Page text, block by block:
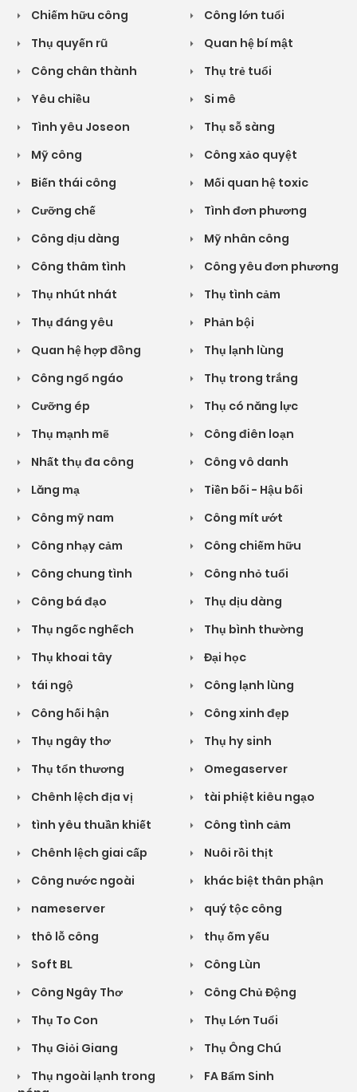
Chiếm hữu công
Công lớn tuổi
Thụ quyến rũ
Quan hệ bí mật
Công chân thành
Thụ trẻ tuổi
Yêu chiều
Si mê
Tình yêu Joseon
Thụ sỗ sàng
Mỹ công
Công xảo quyệt
Biến thái công
Mối quan hệ toxic
Cưỡng chế
Tình đơn phương
Công dịu dàng
Mỹ nhân công
Công thâm tình
Công yêu đơn phương
Thụ nhút nhát
Thụ tình cảm
Thụ đáng yêu
Phản bội
Quan hệ hợp đồng
Thụ lạnh lùng
Công ngổ ngáo
Thụ trong trắng
Cưỡng ép
Thụ có năng lực
Thụ mạnh mẽ
Công điên loạn
Nhất thụ đa công
Công vô danh
Lăng mạ
Tiền bối - Hậu bối
Công mỹ nam
Công mít ướt
Công nhạy cảm
Công chiếm hữu
Công chung tình
Công nhỏ tuổi
Công bá đạo
Thụ dịu dàng
Thụ ngốc nghếch
Thụ bình thường
Thụ khoai tây
Đại học
tái ngộ
Công lạnh lùng
Công hối hận
Công xinh đẹp
Thụ ngây thơ
Thụ hy sinh
Thụ tổn thương
Omegaserver
Chênh lệch địa vị
tài phiệt kiêu ngạo
tình yêu thuần khiết
Công tình cảm
Chênh lệch giai cấp
Nuôi rồi thịt
Công nước ngoài
khác biệt thân phận
nameserver
quý tộc công
thô lỗ công
thụ ốm yếu
Soft BL
Công Lùn
Công Ngây Thơ
Công Chủ Động
Thụ To Con
Thụ Lớn Tuổi
Thụ Giỏi Giang
Thụ Ông Chú
Thụ ngoài lạnh trong
FA Bẩm Sinh